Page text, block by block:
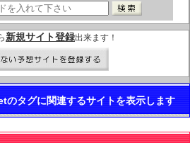
新規サイト登録出来ます！
タグに関連するサイトを表示します